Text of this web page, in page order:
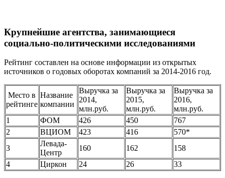
Крупнейшие агентства, занимающиеся
социально-политическими исследованиями
Рейтинг составлен на основе информации из открытых
источников о годовых оборотах компаний за 2014-2016 год.
Место в
рейтинге
Название
компании
Выручка за
2014,
млн.руб.
Выручка за
2015,
млн.руб.
Выручка за
2016,
млн.руб.
1
ФОМ 426 450
767
2
ВЦИОМ 423 416
570*
3
Левада-
Центр
160 162
158
4
Циркон 24 26 33